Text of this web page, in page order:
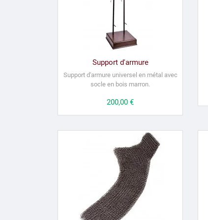
Support d'armure
Support d'armure universel en métal avec
socle en bois marron.
Prix
200,00 €